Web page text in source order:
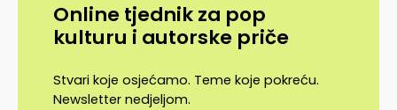
Online tjednik za pop
kulturu i autorske priče
Stvari koje osjećamo. Teme koje pokreću.
Newsletter nedjeljom.